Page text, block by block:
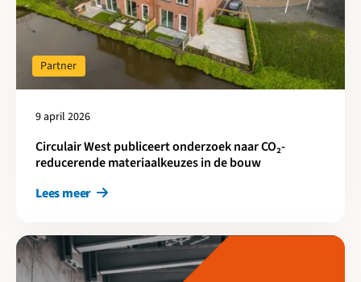
9 april 2026
Circulair West publiceert onderzoek naar CO₂-
reducerende materiaalkeuzes in de bouw
Partner
Lees meer
Lees meer over Circulair slopen is niet duurder